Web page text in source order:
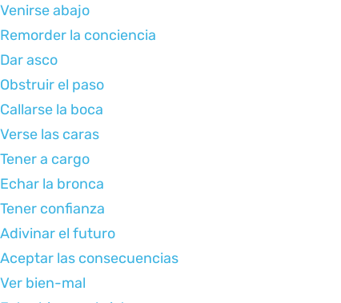
Venirse abajo
Remorder la conciencia
Dar asco
Obstruir el paso
Callarse la boca
Verse las caras
Tener a cargo
Echar la bronca
Tener confianza
Adivinar el futuro
Aceptar las consecuencias
Ver bien-mal